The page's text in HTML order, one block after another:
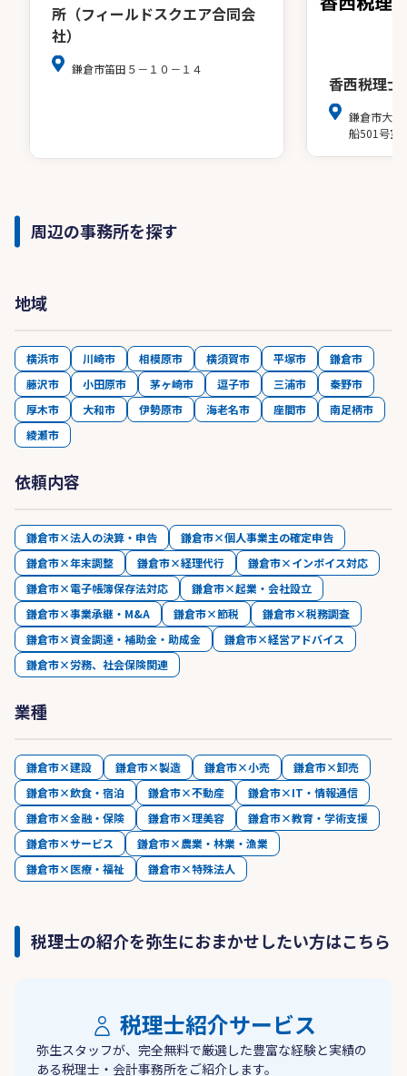
所（フィールドスクエア合同会
社）
鎌倉市笛田５－１０－１４
香西税理士
鎌倉市大
船501号室
周辺の事務所を探す
地域
横浜市 川崎市 相模原市 横須賀市 平塚市
鎌倉市
藤沢市
小田原市 茅ヶ崎市 逗子市 三浦市
秦野市
厚木市
大和市 伊勢原市 海老名市 座間市
南足柄市
綾瀬市
依頼内容
鎌倉市×法人の決算・申告
鎌倉市×個人事業主の確定申告
鎌倉市×年末調整
鎌倉市×経理代行
鎌倉市×インボイス対応
鎌倉市×電子帳簿保存法対応
鎌倉市×起業・会社設立
鎌倉市×事業承継・M&A
鎌倉市×節税
鎌倉市×税務調査
鎌倉市×資金調達・補助金・助成金
鎌倉市×経営アドバイス
鎌倉市×労務、社会保険関連
業種
鎌倉市×建設 鎌倉市×製造 鎌倉市×小売
鎌倉市×卸売
鎌倉市×飲食・宿泊
鎌倉市×不動産
鎌倉市×IT・情報通信
鎌倉市×金融・保険
鎌倉市×理美容
鎌倉市×教育・学術支援
鎌倉市×サービス
鎌倉市×農業・林業・漁業
鎌倉市×医療・福祉
鎌倉市×特殊法人
税理士の紹介を弥生におまかせしたい方はこちら
税理士紹介サービス
弥生スタッフが、完全無料で厳選した豊富な経験と実績の
ある税理士・会計事務所をご紹介します。